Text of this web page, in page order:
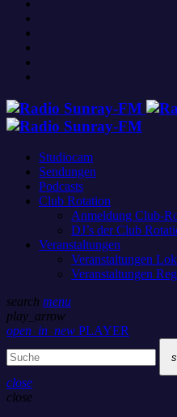
Studiocam
Sendungen
Podcasts
Club Rotation
Anmeldung Club-
DJ’s der Club
Veranstaltungen
Veranstaltungen
Veranstaltungen
search menu
play_arrow
open_in_new PLAYER
close
close